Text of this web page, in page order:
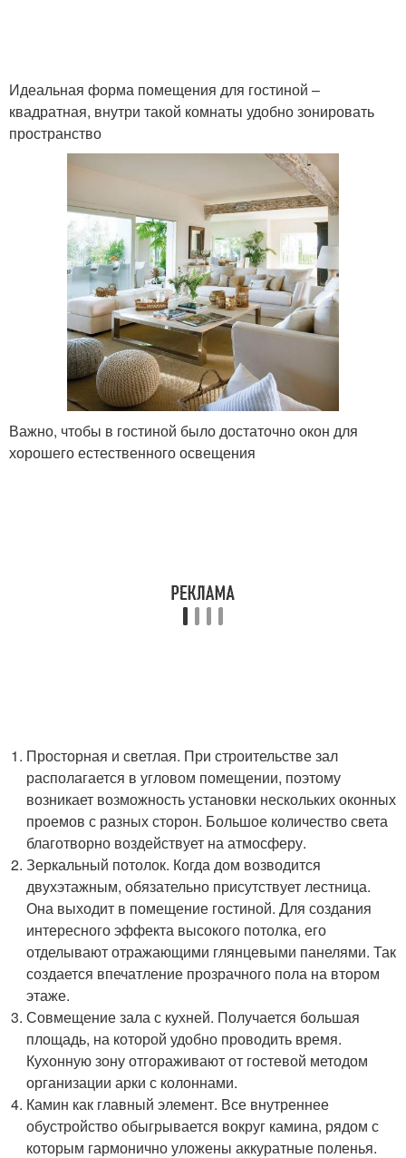
Идеальная форма помещения для гостиной –
квадратная, внутри такой комнаты удобно зонировать
пространство
Важно, чтобы в гостиной было достаточно окон для
хорошего естественного освещения
Просторная и светлая. При строительстве зал
располагается в угловом помещении, поэтому
возникает возможность установки нескольких оконных
проемов с разных сторон. Большое количество света
благотворно воздействует на атмосферу.
Зеркальный потолок. Когда дом возводится
двухэтажным, обязательно присутствует лестница.
Она выходит в помещение гостиной. Для создания
интересного эффекта высокого потолка, его
отделывают отражающими глянцевыми панелями. Так
создается впечатление прозрачного пола на втором
этаже.
Совмещение зала с кухней. Получается большая
площадь, на которой удобно проводить время.
Кухонную зону отгораживают от гостевой методом
организации арки с колоннами.
Камин как главный элемент. Все внутреннее
обустройство обыгрывается вокруг камина, рядом с
которым гармонично уложены аккуратные поленья.